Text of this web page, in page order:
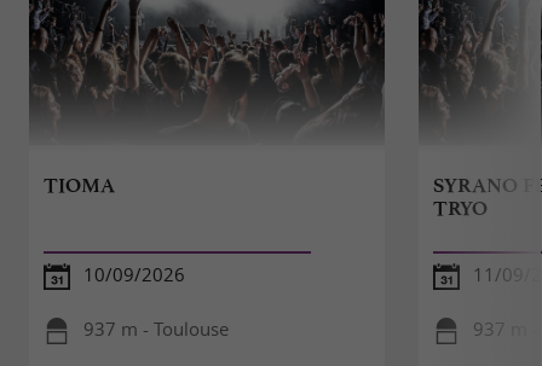
TIOMA
10/09/2026
937 m - Toulouse
SYRANO
TRYO
11/09/
937 m -